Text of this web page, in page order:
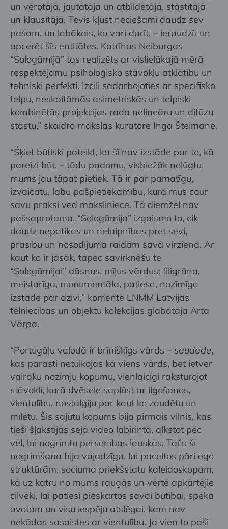
un vērotājā, jautātājā un atbildētājā, stāstītājā
un klausītājā. Tevis kļūst neciešami daudz sev
pašam, un labākais, ko vari darīt, – ieraudzīt un
apcerēt šīs entitātes. Katrīnas Neiburgas
“Sologāmijā” tas realizēts ar vislielākajā mērā
respektējamu psiholoģisko stāvokļu atklātību un
tehniski perfekti. Izcili sadarbojoties ar specifisko
telpu, neskaitāmās asimetriskās un telpiski
kombinētās projekcijas rada nelineāru un difūzu
stāstu,” skaidro mākslas kuratore Inga Šteimane.
“Šķiet būtiski pateikt, ka šī nav izstāde par to, kā
pareizi būt, – tādu padomu, visbiežāk nelūgtu,
mums jau tāpat pietiek. Tā ir par pamatīgu,
izvaicātu, labu pašpietiekamību, kurā mūs caur
savu praksi ved māksliniece. Tā diemžēl nav
pašsaprotama. “Sologāmija” izgaismo to, cik
daudz nepatikas un nelaipnības pret sevi,
prasību un nosodījuma raidām savā virzienā. Ar
kaut ko ir jāsāk, tāpēc savirknēšu te
“Sologāmijai” dāsnus, mīļus vārdus: filigrāna,
meistarīga, monumentāla, patiesa, nozīmīga
izstāde par dzīvi,” komentē LNMM Latvijas
tēlniecības un objektu kolekcijas glabātāja Arta
Vārpa.
“Portugāļu valodā ir brīnišķīgs vārds – saudade,
kas parasti netulkojas kā viens vārds, bet ietver
vairāku nozīmju kopumu, vienlaicīgi raksturojot
stāvokli, kurā dvēsele saplūst ar ilgošanos,
vientulību, nostalģiju par kaut ko zaudētu un
mīlētu. Šis sajūtu kopums bija pirmais vilnis, kas
tieši šļakstījās sejā video labirintā, alkstot pēc
vēl, lai nogrimtu personības lauskās. Taču šī
nogrimšana bija vajadzīga, lai paceltos pāri ego
struktūrām, sociuma priekšstatu kaleidoskopam,
kā uz katru no mums raugās un vērtē apkārtējie
cilvēki, lai patiesi pieskartos savai būtībai, spēka
avotam un visu iespēju atslēgai, kam nav
nekādas sasaistes ar vientulību. Ja vien to paši